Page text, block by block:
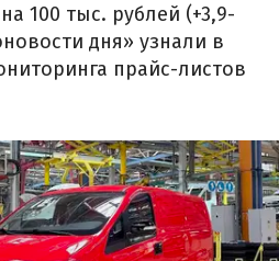
100 тыс. рублей (+3,9-
дня» узнали в
прайс-листов